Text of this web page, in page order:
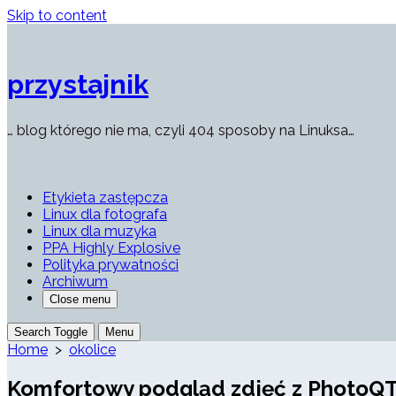
Skip to content
przystajnik
… blog którego nie ma, czyli 404 sposoby na Linuksa…
Etykieta zastępcza
Linux dla fotografa
Linux dla muzyka
PPA Highly Explosive
Polityka prywatności
Archiwum
Close menu
Search Toggle Menu
Home > okolice
Komfortowy podgląd zdjęć z